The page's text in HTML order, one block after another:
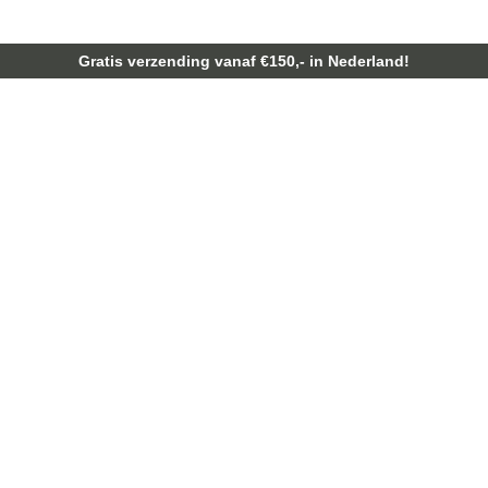
Gratis verzending vanaf €150,- in Nederland!